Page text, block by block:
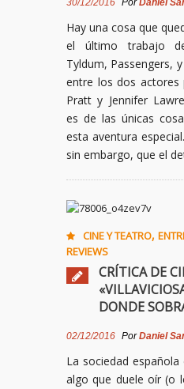
30/12/2016 PorDaniel
Hay una cosa que
el último trabajo
Tyldum, Passengers,
entre los dos actores
Pratt y Jennifer
es de las únicas
esta aventura
sin embargo, que el
CINE Y TEATRO,
REVIEWS
CRÍTICA DE
DONDE
02/12/2016 PorDaniel
La sociedad española
algo que duele oír (o